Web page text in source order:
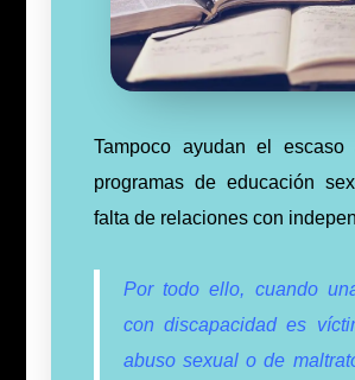
Tampoco ayudan el escaso
programas de educación
falta de relaciones con
Por todo ello, cuando
con discapacidad es
abuso sexual o de